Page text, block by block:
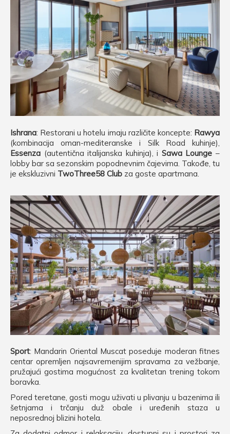
Ishrana: Restorani u hotelu imaju različite koncepte: Rawya
(kombinacija oman-mediteranske i Silk Road kuhinje),
Essenza (autentična italijanska kuhinja), i Sawa Lounge –
lobby bar sa sezonskim popodnevnim čajevima. Takođe, tu
je ekskluzivni TwoThree58 Club za goste apartmana.
Sport: Mandarin Oriental Muscat poseduje moderan fitnes
centar opremljen najsavremenijim spravama za vežbanje,
pružajući gostima mogućnost za kvalitetan trening tokom
boravka.
Pored teretane, gosti mogu uživati u plivanju u bazenima ili
šetnjama i trčanju duž obale i uređenih staza u
neposrednoj blizini hotela.